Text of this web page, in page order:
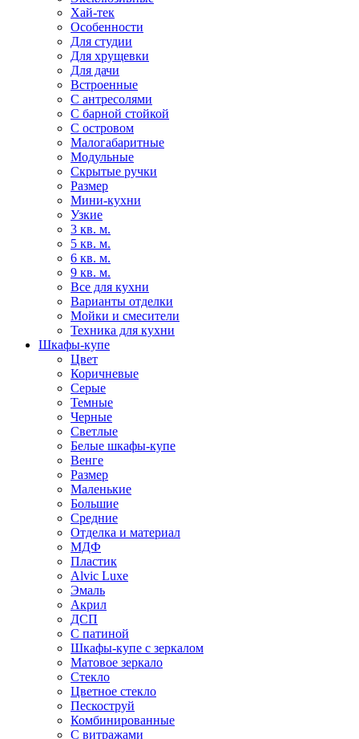
Хай-тек
Особенности
Для студии
Для хрущевки
Для дачи
Встроенные
С антресолями
С барной стойкой
С островом
Малогабаритные
Модульные
Скрытые ручки
Размер
Мини-кухни
Узкие
3 кв. м.
5 кв. м.
6 кв. м.
9 кв. м.
Все для кухни
Варианты отделки
Мойки и смесители
Техника для кухни
Шкафы-купе
Цвет
Коричневые
Серые
Темные
Черные
Светлые
Белые шкафы-купе
Венге
Размер
Маленькие
Большие
Средние
Отделка и материал
МДФ
Пластик
Alvic Luxe
Эмаль
Акрил
ДСП
С патиной
Шкафы-купе с зеркалом
Матовое зеркало
Стекло
Цветное стекло
Пескоструй
Комбинированные
С витражами